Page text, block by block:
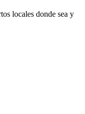
locales donde sea y